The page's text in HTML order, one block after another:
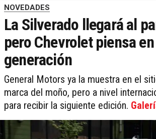
NOVEDADES
La Silverado llegará al
pero Chevrolet piensa
generación
General Motors ya la muestra en el
marca del moño, pero a nivel
para recibir la siguiente edición.